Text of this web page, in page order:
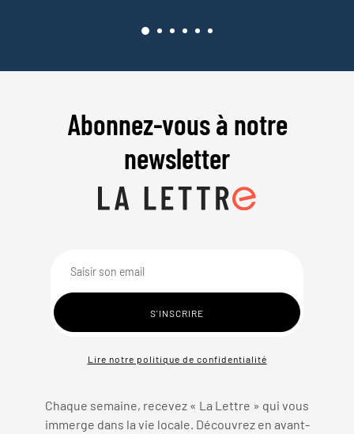
Abonnez-vous à notre
newsletter
Lire notre politique de confidentialité
Chaque semaine, recevez « La Lettre » qui vous
immerge dans la vie locale. Découvrez en avant-